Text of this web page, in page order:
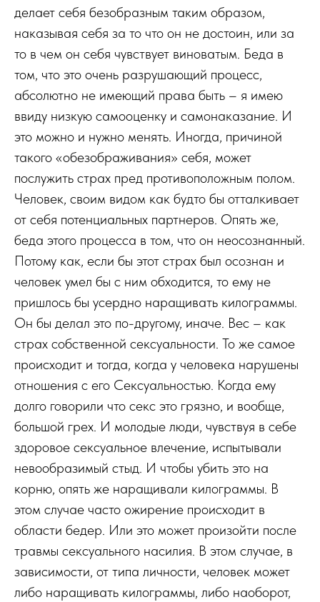
делает себя безобразным таким образом,
наказывая себя за то что он не достоин, или за
то в чем он себя чувствует виноватым. Беда в
том, что это очень разрушающий процесс,
абсолютно не имеющий права быть – я имею
ввиду низкую самооценку и самонаказание. И
это можно и нужно менять. Иногда, причиной
такого «обезображивания» себя, может
послужить страх пред противоположным полом.
Человек, своим видом как будто бы отталкивает
от себя потенциальных партнеров. Опять же,
беда этого процесса в том, что он неосознанный.
Потому как, если бы этот страх был осознан и
человек умел бы с ним обходится, то ему не
пришлось бы усердно наращивать килограммы.
Он бы делал это по-другому, иначе. Вес – как
страх собственной сексуальности. То же самое
происходит и тогда, когда у человека нарушены
отношения с его Сексуальностью. Когда ему
долго говорили что секс это грязно, и вообще,
большой грех. И молодые люди, чувствуя в себе
здоровое сексуальное влечение, испытывали
невообразимый стыд. И чтобы убить это на
корню, опять же наращивали килограммы. В
этом случае часто ожирение происходит в
области бедер. Или это может произойти после
травмы сексуального насилия. В этом случае, в
зависимости, от типа личности, человек может
либо наращивать килограммы, либо наоборот,